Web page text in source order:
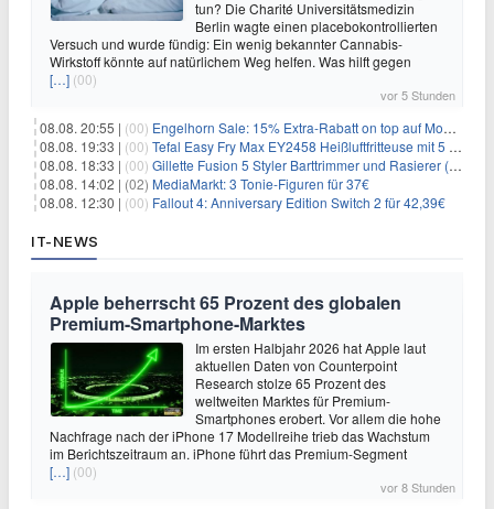
tun? Die Charité Universitätsmedizin
Berlin wagte einen placebokontrollierten
Versuch und wurde fündig: Ein wenig bekannter Cannabis-
Wirkstoff könnte auf natürlichem Weg helfen. Was hilft gegen
[…] (00)
vor 5 Stunden
08.08. 20:55 | (00) Engelhorn Sale: 15% Extra-Rabatt on top auf Mode- und Sport-Artikel
08.08. 19:33 | (00) Tefal Easy Fry Max EY2458 Heißluftfritteuse mit 5 Litern für 64,99€
08.08. 18:33 | (00) Gillette Fusion 5 Styler Barttrimmer und Rasierer (All in One) für 16€
08.08. 14:02 | (02) MediaMarkt: 3 Tonie-Figuren für 37€
08.08. 12:30 | (00) Fallout 4: Anniversary Edition Switch 2 für 42,39€
IT-NEWS
Apple beherrscht 65 Prozent des globalen
Premium-Smartphone-Marktes
Im ersten Halbjahr 2026 hat Apple laut
aktuellen Daten von Counterpoint
Research stolze 65 Prozent des
weltweiten Marktes für Premium-
Smartphones erobert. Vor allem die hohe
Nachfrage nach der iPhone 17 Modellreihe trieb das Wachstum
im Berichtszeitraum an. iPhone führt das Premium-Segment
[…] (00)
vor 8 Stunden